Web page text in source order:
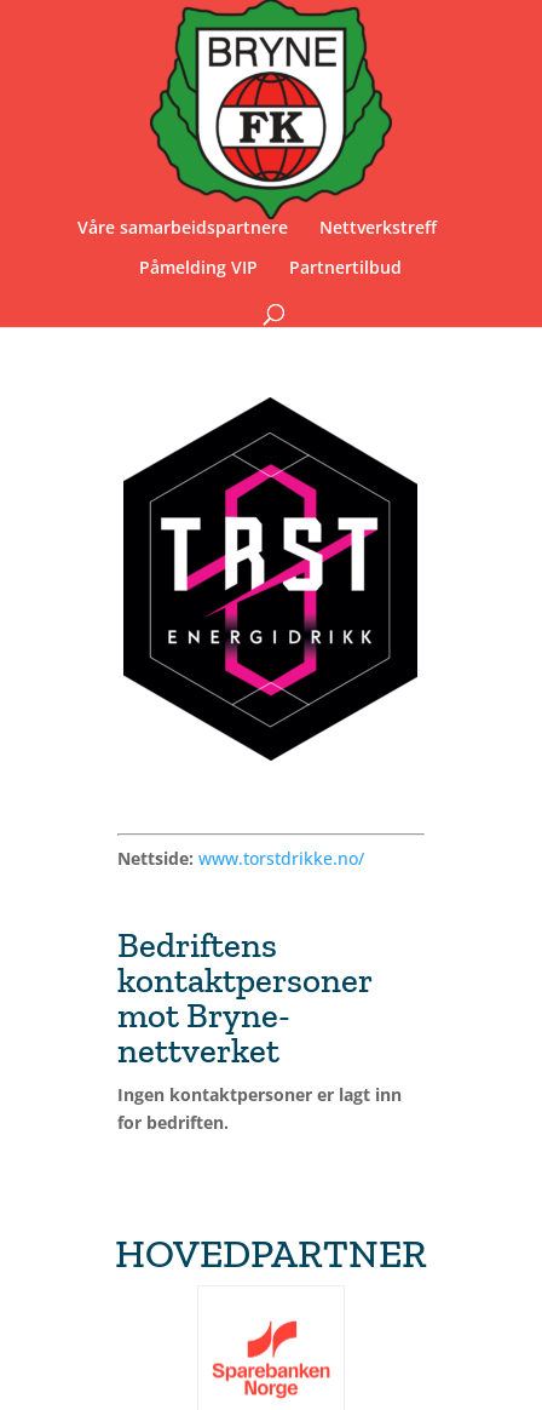
Våre samarbeidspartnere
Nettverkstreff
Påmelding VIP
Partnertilbud
Nettside: www.torstdrikke.no/
Bedriftens
kontaktpersoner
mot Bryne-
nettverket
Ingen kontaktpersoner er lagt inn
for bedriften.
HOVEDPARTNER